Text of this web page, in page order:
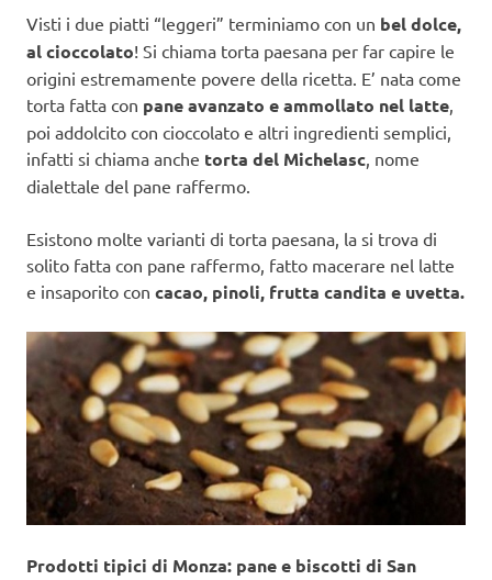
Visti i due piatti “leggeri” terminiamo con un bel dolce,
al cioccolato! Si chiama torta paesana per far capire le
origini estremamente povere della ricetta. E’ nata come
torta fatta con pane avanzato e ammollato nel latte,
poi addolcito con cioccolato e altri ingredienti semplici,
infatti si chiama anche torta del Michelasc, nome
dialettale del pane raffermo.
Esistono molte varianti di torta paesana, la si trova di
solito fatta con pane raffermo, fatto macerare nel latte
e insaporito con cacao, pinoli, frutta candita e uvetta.
Prodotti tipici di Monza: pane e biscotti di San